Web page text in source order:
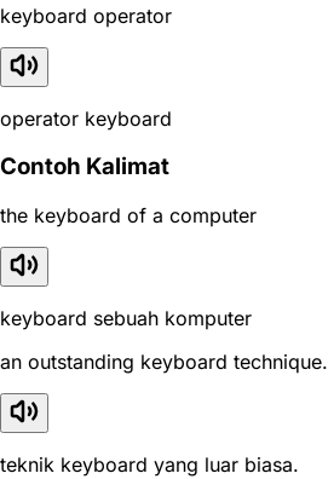
keyboard operator
operator keyboard
Contoh Kalimat
the keyboard of a computer
keyboard sebuah komputer
an outstanding keyboard technique.
teknik keyboard yang luar biasa.